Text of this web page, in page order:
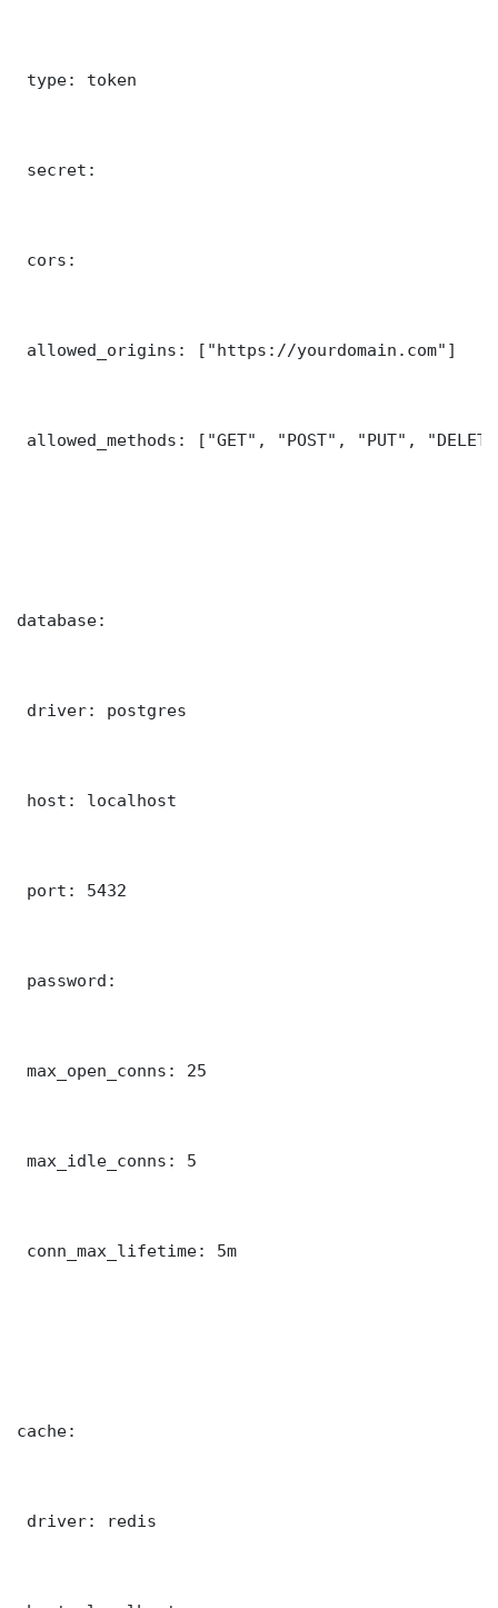
type: token
secret:
cors:
allowed_origins: ["https://yourdomain.com"]
allowed_methods: ["GET", "POST", "PUT",
database:
driver: postgres
host: localhost
port: 5432
password:
max_open_conns: 25
max_idle_conns: 5
conn_max_lifetime: 5m
cache:
driver: redis